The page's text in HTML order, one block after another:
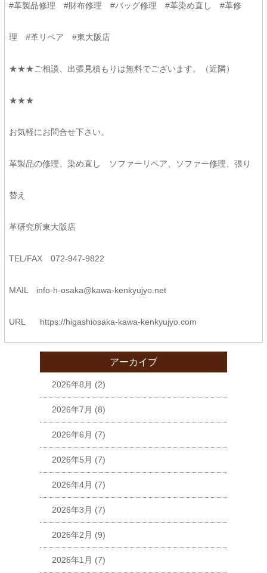
#革製品修理 #財布修理 #バッグ修理 #革染め直し #革修
理 #革リペア #東大阪店
★★★ご相談、出張見積もりは無料でございます。（近隣）
★★★
お気軽にお問合せ下さい。
革製品の修理、染め直し ソファーリペア、ソファー修理、張り
替え
革研究所東大阪店
TEL/FAX 072-947-9822
MAIL info-h-osaka@kawa-kenkyujyo. net
URL https://higashiosaka-kawa-kenkyujyo.com
アーカイブ
2026年8月 (2)
2026年7月 (8)
2026年6月 (7)
2026年5月 (7)
2026年4月 (7)
2026年3月 (7)
2026年2月 (9)
2026年1月 (7)